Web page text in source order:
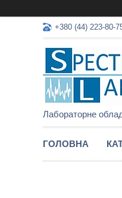
+380 (44) 223-80-
Лабораторне
ГОЛОВНА